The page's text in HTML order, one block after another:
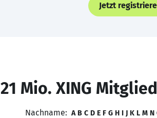
Jetzt
21 Mio. XING
Nachname: A B C D E F G H I J K L M N